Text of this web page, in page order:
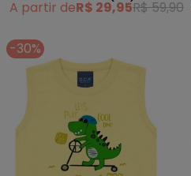
A partir deR$ 29,95R$ 59,90
-30%